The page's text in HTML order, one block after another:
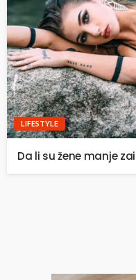
LIFESTYLE
Da li su žene manje